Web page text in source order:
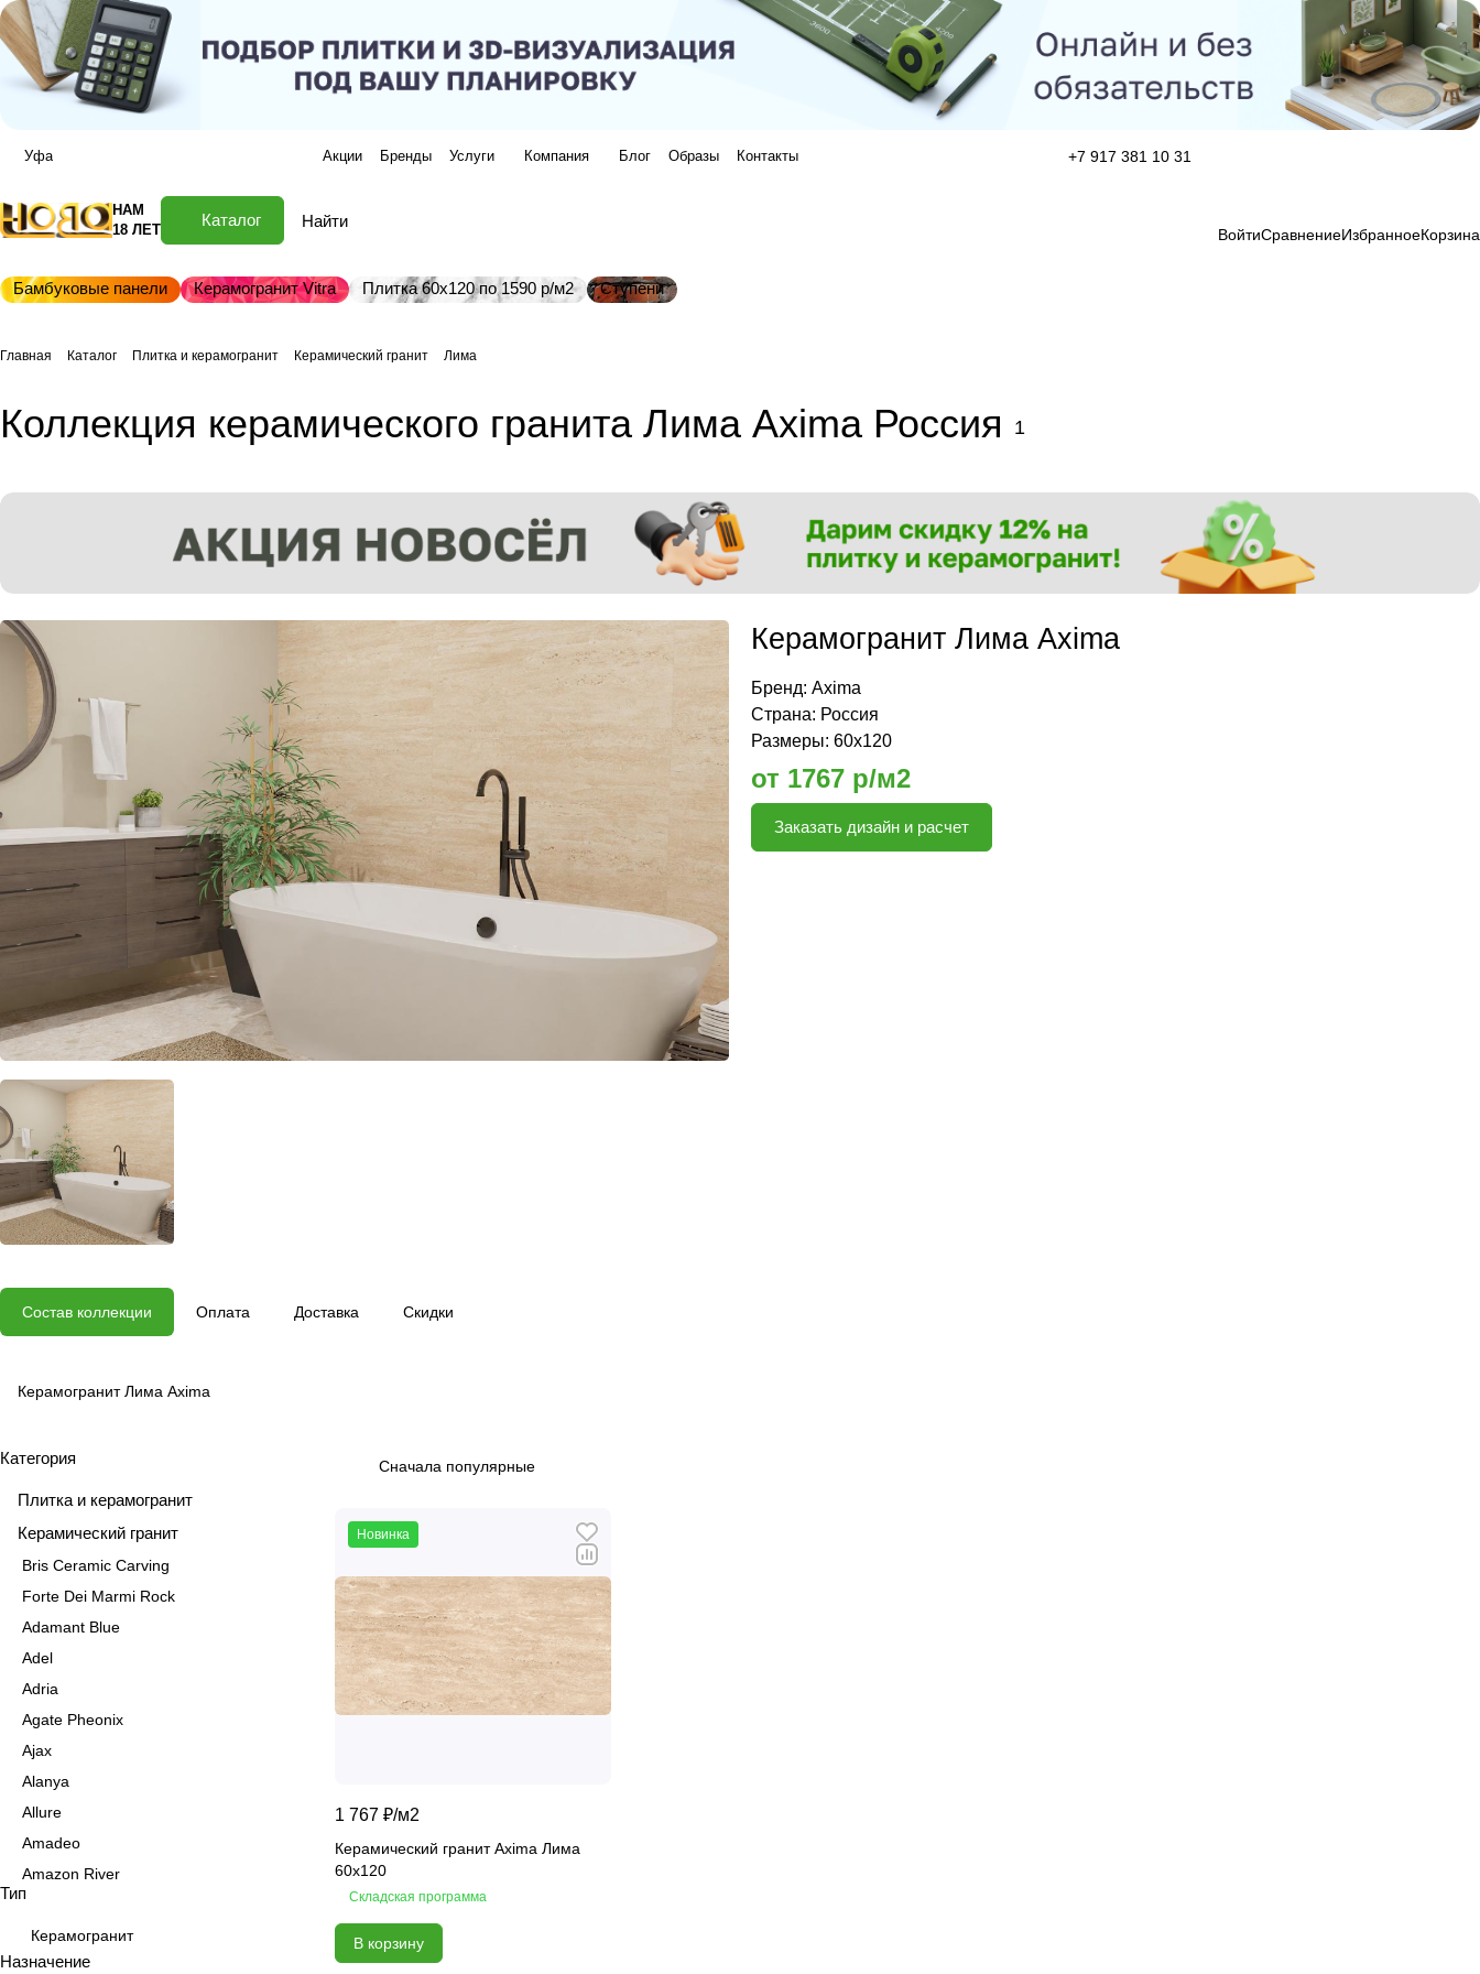
Уфа Акции Бренды Услуги Компания Блог Образы Контакты +7 917 381 10 31
НАМ
18 ЛЕТ
Каталог
ВойтиСравнениеИзбранноеКорзина
Бамбуковые панели Керамогранит Vitra Плитка 60х120 по 1590 р/м2 Ступени
Главная Каталог Плитка и керамогранит Керамический гранит Лима
Коллекция керамического гранита Лима Axima Россия 1
Керамогранит Лима Axima
Бренд: Axima
Страна: Россия
Размеры: 60х120
от 1767 р/м2
Заказать дизайн и расчет
Состав коллекции Оплата Доставка Скидки
Керамогранит Лима Axima
Сначала популярные
Новинка
1 767 ₽/м2
Керамический гранит Axima Лима
60х120
Складская программа
В корзину
Категория
Плитка и керамогранит
Керамический гранит
Bris Ceramic Carving
Forte Dei Marmi Rock
Adamant Blue
Adel
Adria
Agate Pheonix
Ajax
Alanya
Allure
Amadeo
Amazon River
Amber Agate
American Calacatta
Andrea
Тип
Керамогранит
Назначение